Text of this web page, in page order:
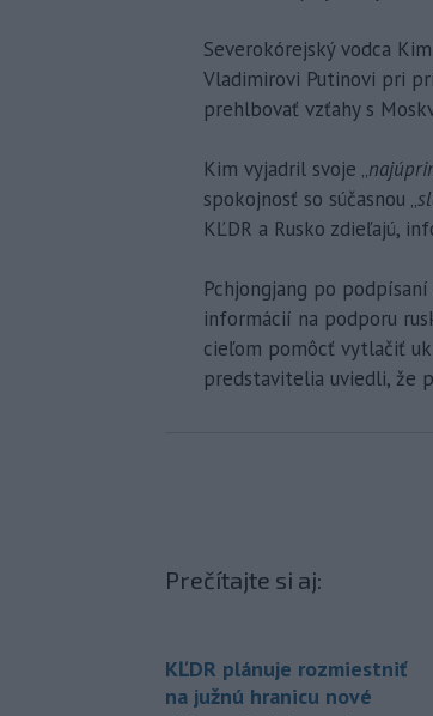
Severokórejský vodca
Vladimirovi Putinovi pri
prehlbovať vzťahy s
Kim vyjadril svoje „
spokojnosť so súčasnou „
KĽDR a Rusko zdieľajú,
Pchjongjang po
informácií na podporu
cieľom pomôcť vytlačiť
predstavitelia uviedli, že
Prečítajte si aj:
KĽDR plánuje rozmiestniť
na južnú hranicu nové